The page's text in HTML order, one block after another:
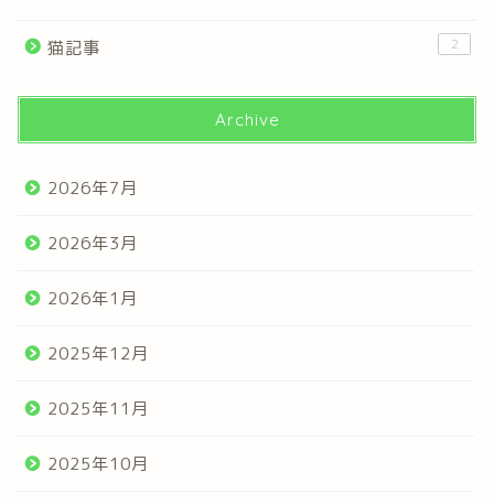
猫記事 2
Archive
2026年7月
2026年3月
2026年1月
2025年12月
2025年11月
2025年10月